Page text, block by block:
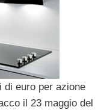
euro per azione
il 23 maggio del